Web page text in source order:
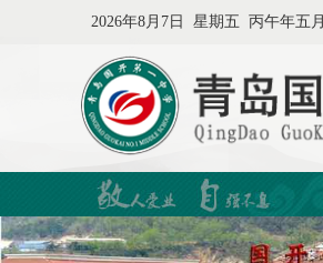
2026年8月7日 星期五 丙午年五